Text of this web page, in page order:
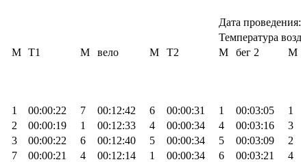
Дата
Температура
М Т1 М вело М Т2 М бег 2 М
1 00:00:22 7 00:12:42 6 00:00:31 1 00:03:05
1
2 00:00:19 1 00:12:33 4 00:00:34 4 00:03:16
3
3 00:00:22 6 00:12:40 5 00:00:34 5 00:03:09
2
7 00:00:21 4 00:12:14 1 00:00:34 6 00:03:21
4